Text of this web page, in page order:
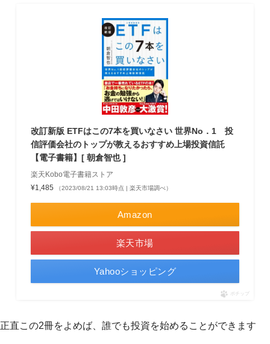
改訂新版 ETFはこの7本を買いなさい 世界No．1 投
信評価会社のトップが教えるおすすめ上場投資信託
【電子書籍】[ 朝倉智也 ]
楽天Kobo電子書籍ストア
¥1,485
（2023/08/21 13:03時点 | 楽天市場調べ）
Amazon
楽天市場
Yahooショッピング
ポチップ
正直この2冊をよめば、誰でも投資を始めることができます